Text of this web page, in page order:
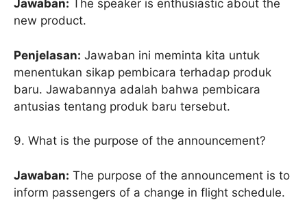
Jawaban: The speaker is enthusiastic about the
new product.
Penjelasan: Jawaban ini meminta kita untuk
menentukan sikap pembicara terhadap produk
baru. Jawabannya adalah bahwa pembicara
antusias tentang produk baru tersebut.
9. What is the purpose of the announcement?
Jawaban: The purpose of the announcement is to
inform passengers of a change in flight schedule.